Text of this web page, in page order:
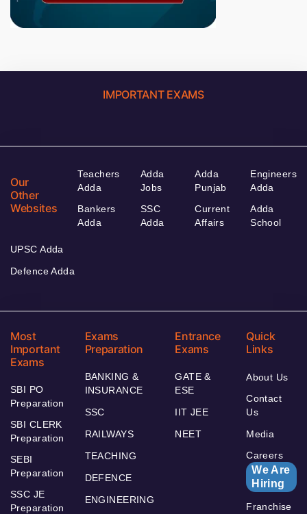
IMPORTANT EXAMS
Our
Other
Websites
Teachers
Adda
Bankers
Adda
Adda
Jobs
SSC
Adda
Adda
Punjab
Current
Affairs
Engineers
Adda
Adda
School
UPSC Adda
Defence Adda
Most
Important
Exams
SBI PO
Preparation
SBI CLERK
Preparation
SEBI
Preparation
SSC JE
Preparation
Exams
Preparation
BANKING &
INSURANCE
SSC
RAILWAYS
TEACHING
DEFENCE
ENGINEERING
Entrance
Exams
GATE &
ESE
IIT JEE
NEET
Quick
Links
About Us
Contact
Us
Media
Careers
We Are
Hiring
Franchise